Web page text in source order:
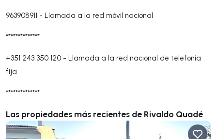
963908911 - Llamada a la red móvil nacional
**************
+351 243 350 120 - Llamada a la red nacional de telefonía
fija
**************
Las propiedades más recientes de Rivaldo Quadé